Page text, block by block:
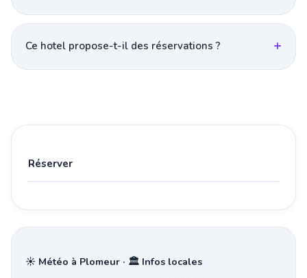
Ce hotel propose-t-il des réservations ?
Réserver
☀️ Météo à Plomeur · 🏛️ Infos locales